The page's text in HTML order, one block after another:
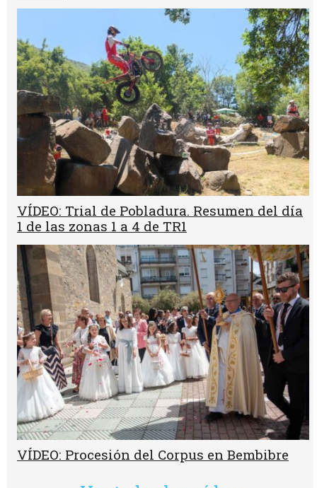
VÍDEO: Trial de Pobladura. Resumen del día
1 de las zonas 1 a 4 de TR1
VÍDEO: Procesión del Corpus en Bembibre